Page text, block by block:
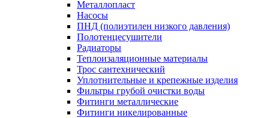
Металлопласт
Насосы
ПНД (полиэтилен низкого давления)
Полотенцесушители
Радиаторы
Теплоизаляционные материалы
Трос сантехнический
Уплотнительные и крепежные изделия
Фильтры грубой очистки воды
Фитинги металлические
Фитинги никелированные